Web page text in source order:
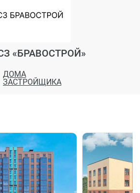
«БРАВОСТРОЙ»
ДОМА
ЗАСТРОЙЩИКА